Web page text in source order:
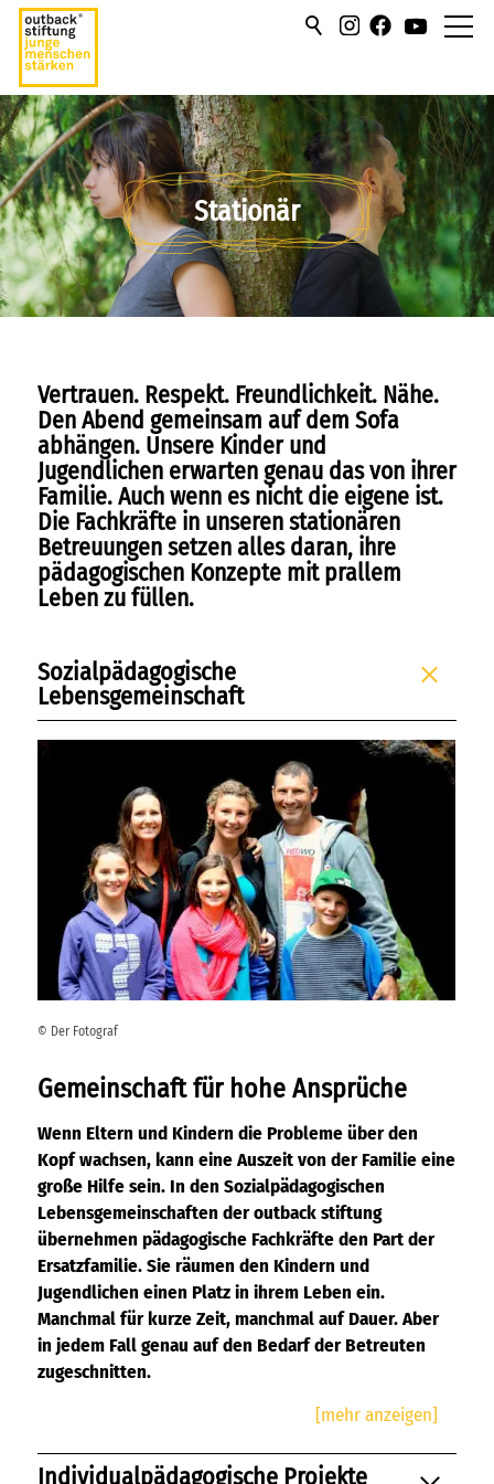
über uns
hilfen/leistung
Stationär
Sozialpädagogische
Lebensgemeinschaft
Unbegleitete minderjährige
Flüchtlinge
Ambulant
Kompetenzen
campus
sportmentoring
aktuell
karriere
freie kapazitäten
FAIRMILIE
initiativbewerbung
Stationär
Vertrauen. Respekt. Freundlichkeit. Nähe.
Den Abend gemeinsam auf dem Sofa
abhängen. Unsere Kinder und
Jugendlichen erwarten genau das von ihrer
Familie. Auch wenn es nicht die eigene ist.
Die Fachkräfte in unseren stationären
Betreuungen setzen alles daran, ihre
pädagogischen Konzepte mit prallem
Leben zu füllen.
Sozialpädagogische
Lebensgemeinschaft
© Der Fotograf
Gemeinschaft für hohe Ansprüche
Wenn Eltern und Kindern die Probleme über den
Kopf wachsen, kann eine Auszeit von der Familie eine
große Hilfe sein. In den Sozialpädagogischen
Lebensgemeinschaften der outback stiftung
übernehmen pädagogische Fachkräfte den Part der
Ersatzfamilie. Sie räumen den Kindern und
Jugendlichen einen Platz in ihrem Leben ein.
Manchmal für kurze Zeit, manchmal auf Dauer. Aber
in jedem Fall genau auf den Bedarf der Betreuten
zugeschnitten.
Gemeinsam in der Lebenswelt der Jugendlichen
Individualpädagogische Projekte